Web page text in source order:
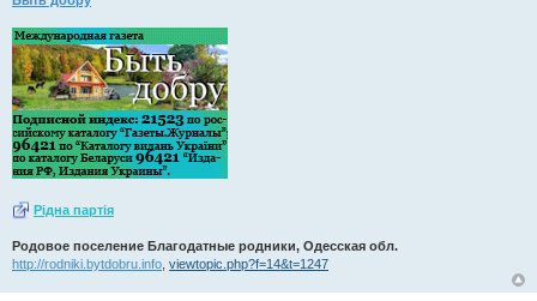
Рiдна партiя
Родовое поселение Благодатные родники, Одесская обл.
http://rodniki.bytdobru.info viewtopic.php?f=14&t=1247